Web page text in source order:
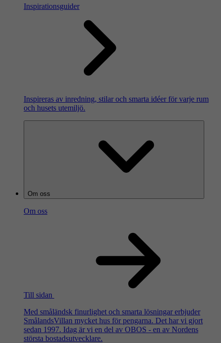
Inspirationsguider
Inspireras av inredning, stilar och smarta idéer för varje rum
och husets utemiljö.
Om oss
Om oss
Till sidan
Med småländsk finurlighet och smarta lösningar erbjuder
SmålandsVillan mycket hus för pengarna. Det har vi gjort
sedan 1997. Idag är vi en del av OBOS - en av Nordens
största bostadsutvecklare.